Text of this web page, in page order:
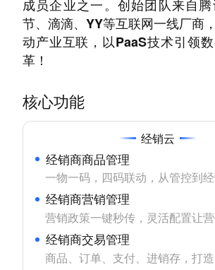
成员企业之一。创始团队来自
节、滴滴、YY等互联网一线厂商
动产业互联，以PaaS技术引领
革！
核心功能
经销云
经销商商品管理
一物一码，四码联动，从管控到
经销商营销管理
营销政策一键秒传，灵活配置让
经销商交易管理
商品、订单、支付、进销存，打